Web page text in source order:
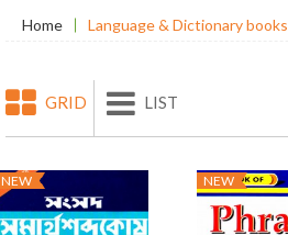
Home Language & Dictionary books
GRID LIST
NEW NEW